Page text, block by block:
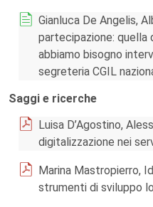
Gianluca De Angelis,
partecipazione: quella
abbiamo bisogno
segreteria CGIL
Saggi e ricerche
Luisa D’Agostino,
digitalizzazione nei
Marina Mastropierro,
strumenti di sviluppo